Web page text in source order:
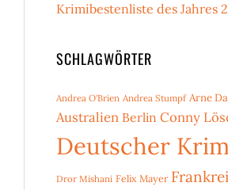
Krimibestenliste des Jahres
SCHLAGWÖRTER
Andrea O'Brien Andrea Stumpf Arne
Australien Berlin Conny
Deutscher
Dror Mishani Felix Mayer